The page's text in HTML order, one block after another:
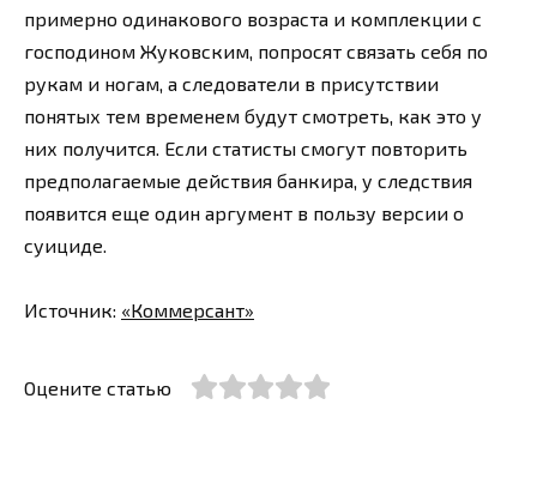
примерно одинакового возраста и комплекции с
господином Жуковским, попросят связать себя по
рукам и ногам, а следователи в присутствии
понятых тем временем будут смотреть, как это у
них получится. Если статисты смогут повторить
предполагаемые действия банкира, у следствия
появится еще один аргумент в пользу версии о
суициде.
Источник: «Коммерсант»
Оцените статью